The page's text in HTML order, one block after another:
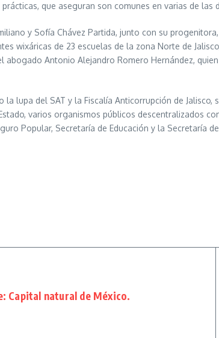
que aseguran son comunes en varias de las
y Sofía Chávez Partida, junto con su
wixáricas de 23 escuelas de la zona Norte de
abogado Antonio Alejandro Romero Hernández,
lupa del SAT y la Fiscalía Anticorrupción de
varios organismos públicos descentralizados
Popular, Secretaría de Educación y la Secretaría
Capital natural de México.